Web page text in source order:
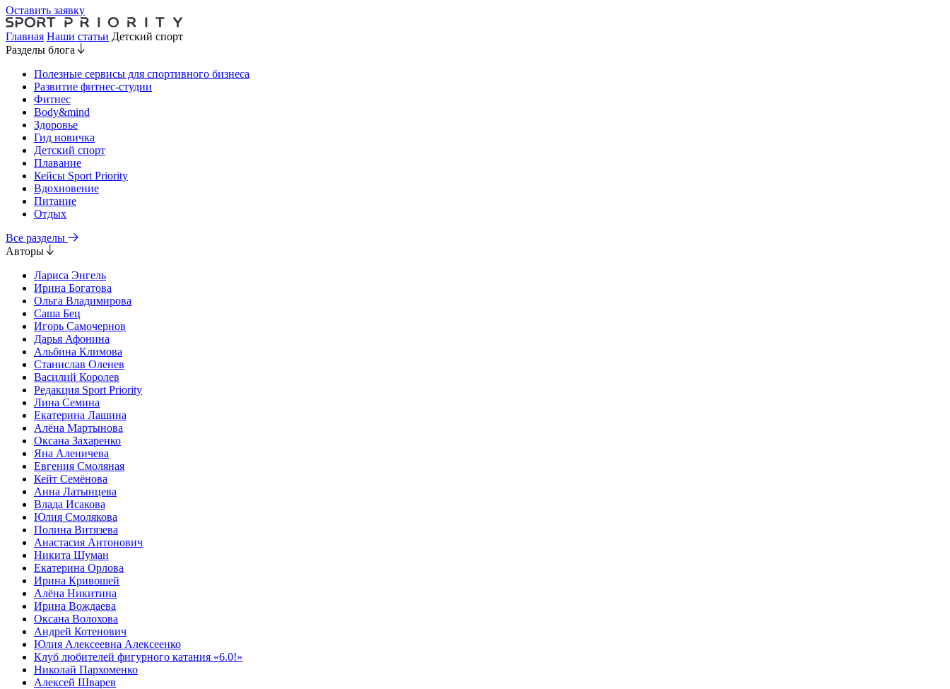
Оставить заявку
Главная Наши статьи Детский спорт
Разделы блога
Полезные сервисы для спортивного бизнеса
Развитие фитнес-студии
Фитнес
Body&mind
Здоровье
Гид новичка
Детский спорт
Плавание
Кейсы Sport Priority
Вдохновение
Питание
Отдых
Все разделы
Авторы
Лариса Энгель
Ирина Богатова
Ольга Владимирова
Саша Бец
Игорь Самочернов
Дарья Афонина
Альбина Климова
Станислав Оленев
Василий Королев
Редакция Sport Priority
Лина Семина
Екатерина Лашина
Алёна Мартынова
Оксана Захаренко
Яна Аленичева
Евгения Смоляная
Кейт Семёнова
Анна Латынцева
Влада Исакова
Юлия Смолякова
Полина Витязева
Анастасия Антонович
Никита Шуман
Екатерина Орлова
Ирина Кривошей
Алёна Никитина
Ирина Вождаева
Оксана Волохова
Андрей Котенович
Юлия Алексеевна Алексеенко
Клуб любителей фигурного катания «6.0!»
Николай Пархоменко
Алексей Шварев